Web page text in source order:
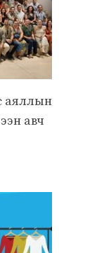
аяллын
авч